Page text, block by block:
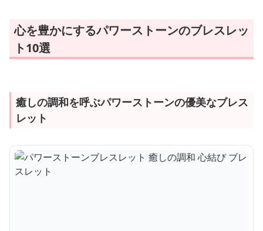
心を豊かにするパワーストーンのブレスレッ
ト10選
癒しの調和を呼ぶパワーストーンの優美なブレス
レット